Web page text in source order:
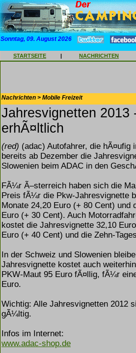
Sonntag, 09. August 2026
STARTSEITE | NACHRICHTEN
Nachrichten > Mobile Freizeit
Jahresvignetten 2013
erhÃ¤ltlich
(red) (adac) Autofahrer, die hÃ¤ufig
bereits ab Dezember die
Slowenien beim ADAC in den
FÃ¼r Ã–sterreich haben sich die
Preis fÃ¼r die Pkw-Jahresvignette
Monate 24,20 Euro (+ 80 Cent)
Euro (+ 30 Cent). Auch
kostet die Jahresvignette 32,10
Euro (+ 40 Cent) und die Zehn-
In der Schweiz und Slowenien
Jahresvignette kostet auch
PKW-Maut 95 Euro fÃ¤llig, fÃ¼r
Euro.
Wichtig: Alle Jahresvignetten 2012
gÃ¼ltig.
Infos im Internet:
www.adac-shop.de